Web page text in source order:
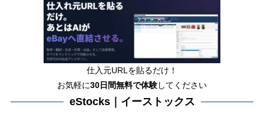
仕入元URLを貼るだけ！
お気軽に30日間無料で体験してください
eStocks｜イーストックス